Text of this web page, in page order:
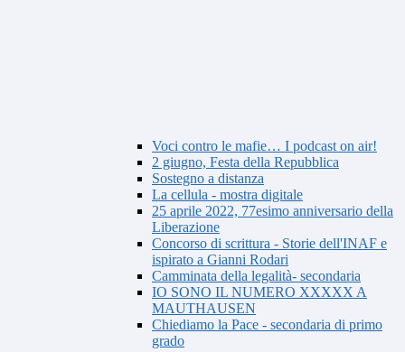
Voci contro le mafie… I podcast on air!
2 giugno, Festa della Repubblica
Sostegno a distanza
La cellula - mostra digitale
25 aprile 2022, 77esimo anniversario della
Liberazione
Concorso di scrittura - Storie dell'INAF e
ispirato a Gianni Rodari
Camminata della legalità- secondaria
IO SONO IL NUMERO XXXXX A
MAUTHAUSEN
Chiediamo la Pace - secondaria di primo
grado